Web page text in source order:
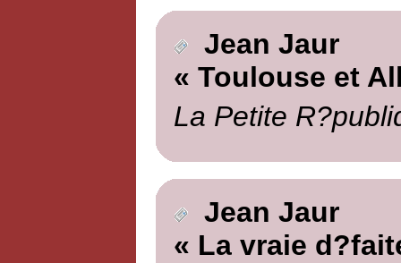
Jean Jaur
« Toulouse et
La Petite
Jean Jaur
« La vraie